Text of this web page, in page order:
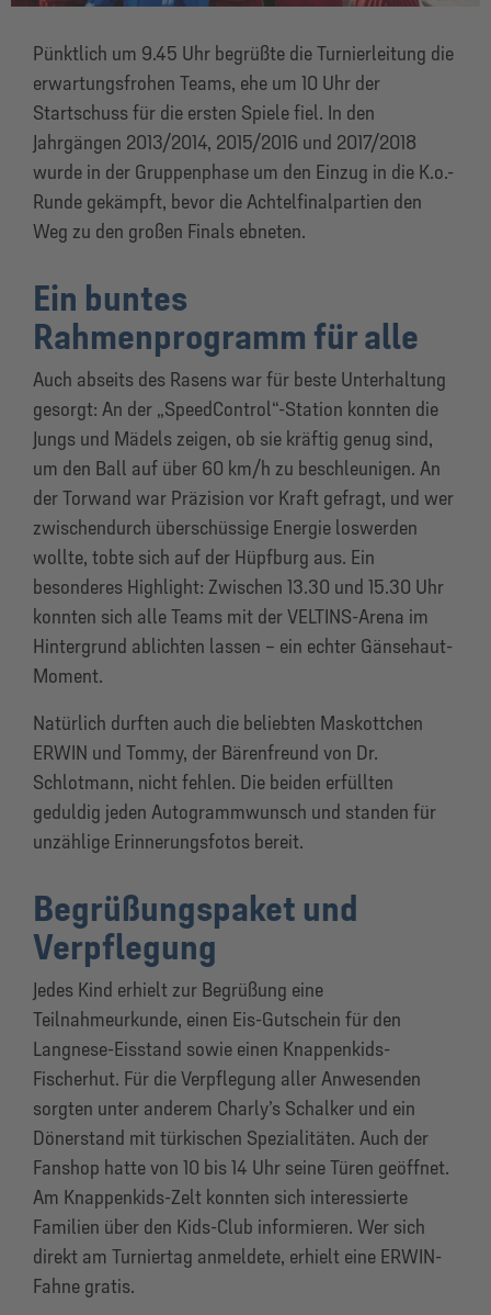
Pünktlich um 9.45 Uhr begrüßte die Turnierleitung die
erwartungsfrohen Teams, ehe um 10 Uhr der
Startschuss für die ersten Spiele fiel. In den
Jahrgängen 2013/2014, 2015/2016 und 2017/2018
wurde in der Gruppenphase um den Einzug in die K.o.-
Runde gekämpft, bevor die Achtelfinalpartien den
Weg zu den großen Finals ebneten.
Ein buntes
Rahmenprogramm für alle
Auch abseits des Rasens war für beste Unterhaltung
gesorgt: An der „SpeedControl“-Station konnten die
Jungs und Mädels zeigen, ob sie kräftig genug sind,
um den Ball auf über 60 km/h zu beschleunigen. An
der Torwand war Präzision vor Kraft gefragt, und wer
zwischendurch überschüssige Energie loswerden
wollte, tobte sich auf der Hüpfburg aus. Ein
besonderes Highlight: Zwischen 13.30 und 15.30 Uhr
konnten sich alle Teams mit der VELTINS-Arena im
Hintergrund ablichten lassen – ein echter Gänsehaut-
Moment.
Natürlich durften auch die beliebten Maskottchen
ERWIN und Tommy, der Bärenfreund von Dr.
Schlotmann, nicht fehlen. Die beiden erfüllten
geduldig jeden Autogrammwunsch und standen für
unzählige Erinnerungsfotos bereit.
Begrüßungspaket und
Verpflegung
Jedes Kind erhielt zur Begrüßung eine
Teilnahmeurkunde, einen Eis-Gutschein für den
Langnese-Eisstand sowie einen Knappenkids-
Fischerhut. Für die Verpflegung aller Anwesenden
sorgten unter anderem Charly’s Schalker und ein
Dönerstand mit türkischen Spezialitäten. Auch der
Fanshop hatte von 10 bis 14 Uhr seine Türen geöffnet.
Am Knappenkids-Zelt konnten sich interessierte
Familien über den Kids-Club informieren. Wer sich
direkt am Turniertag anmeldete, erhielt eine ERWIN-
Fahne gratis.